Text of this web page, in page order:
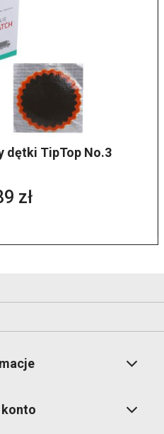
dętki TipTop No.3
zł